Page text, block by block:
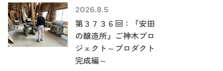
2026.8.5
第３７３６回：『安田
の醸造所』ご神木プロ
ジェクト～プロダクト
完成編～